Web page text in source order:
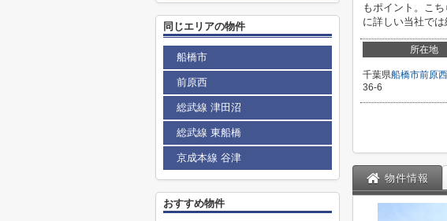
もポイント。こ
に詳しい当社で
所在地
千葉県船橋市前原西
36-6
物件情報
同じエリアの物件
船橋市
前原西
総武線 津田沼
総武線 東船橋
京成本線 谷津
おすすめ物件